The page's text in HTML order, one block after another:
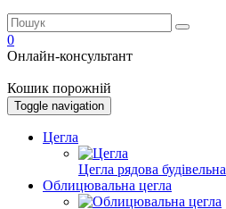
0
Онлайн-консультант
Кошик порожній
Toggle navigation
Цегла
Цегла рядова будівельна
Облицювальна цегла